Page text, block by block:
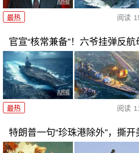
最热 阅读
官宣“核常兼备”！六爷挂弹反
最热 阅读
特朗普一句“珍珠港除外”，撕